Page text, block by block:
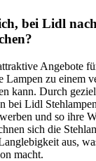
bei Lidl
Angebote
Lampen zu einem
kann. Durch
bei Lidl
und so ihre
sich die
aus,
macht.